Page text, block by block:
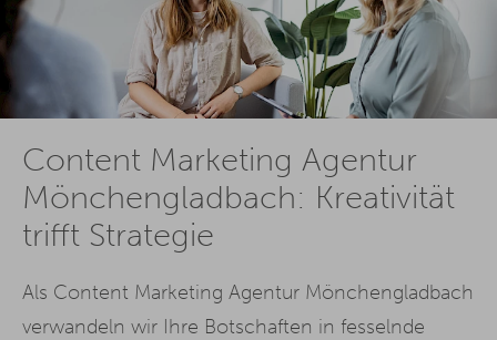
Content Marketing Agentur
Mönchengladbach: Kreativität
trifft Strategie
Als Content Marketing Agentur Mönchengladbach
verwandeln wir Ihre Botschaften in fesselnde